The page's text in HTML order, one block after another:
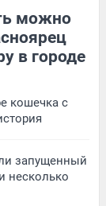
можно
в городе
кошечка с
запущенный
несколько